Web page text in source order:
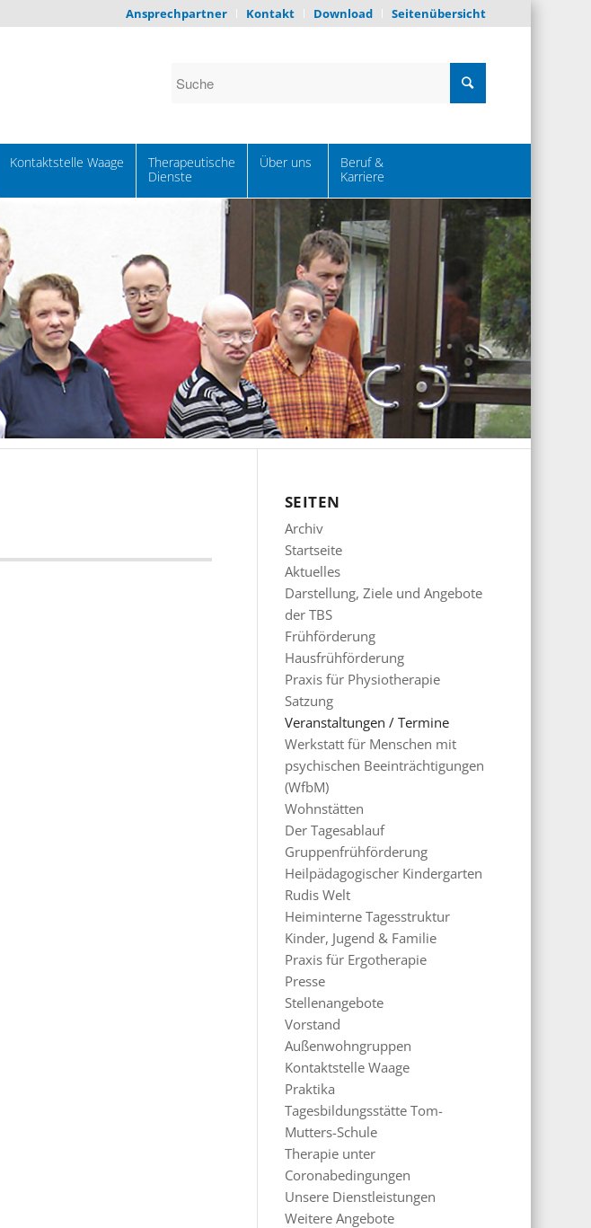
Ansprechpartner Kontakt Download Seitenübersicht
Kontaktstelle Waage
Therapeutische
Dienste
Über uns
Beruf &
Karriere
SEITEN
Archiv
Startseite
Aktuelles
Darstellung, Ziele und Angebote
der TBS
Frühförderung
Hausfrühförderung
Praxis für Physiotherapie
Satzung
Veranstaltungen / Termine
Werkstatt für Menschen mit
psychischen Beeinträchtigungen
(WfbM)
Wohnstätten
Der Tagesablauf
Gruppenfrühförderung
Heilpädagogischer Kindergarten
Rudis Welt
Heiminterne Tagesstruktur
Kinder, Jugend & Familie
Praxis für Ergotherapie
Presse
Stellenangebote
Vorstand
Außenwohngruppen
Kontaktstelle Waage
Praktika
Tagesbildungsstätte Tom-
Mutters-Schule
Therapie unter
Coronabedingungen
Unsere Dienstleistungen
Weitere Angebote